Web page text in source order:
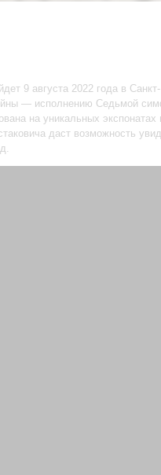
9 августа 2022 года в
— исполнению Седьмой
на уникальных
даст возможность